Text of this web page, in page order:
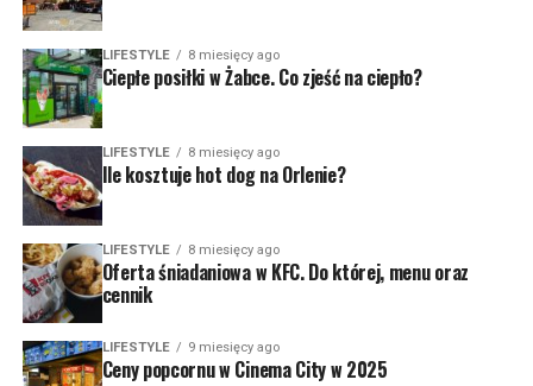
LIFESTYLE 8 miesięcy ago
Ciepłe posiłki w Żabce. Co zjeść na ciepło?
LIFESTYLE 8 miesięcy ago
Ile kosztuje hot dog na Orlenie?
LIFESTYLE 8 miesięcy ago
Oferta śniadaniowa w KFC. Do której, menu oraz
cennik
LIFESTYLE 9 miesięcy ago
Ceny popcornu w Cinema City w 2025